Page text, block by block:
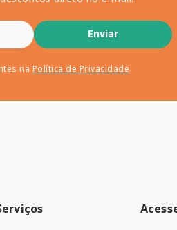
Enviar
na Política de Privacidade.